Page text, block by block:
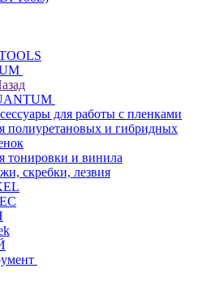
для работы с пленками
полиуретановых и гибридных
тонировки и винила
скребки, лезвия